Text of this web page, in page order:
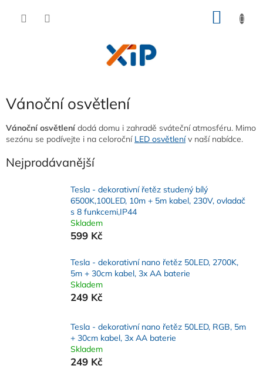
Vánoční osvětlení
Vánoční osvětlení dodá domu i zahradě sváteční atmosféru. Mimo
sezónu se podívejte i na celoroční LED osvětlenív naší nabídce.
Nejprodávanější
Tesla - dekorativní řetěz studený bílý
6500K,100LED, 10m + 5m kabel, 230V, ovladač
s 8 funkcemi,IP44
Skladem
599 Kč
Tesla - dekorativní nano řetěz 50LED, 2700K,
5m + 30cm kabel, 3x AA baterie
Skladem
249 Kč
Tesla - dekorativní nano řetěz 50LED, RGB, 5m
+ 30cm kabel, 3x AA baterie
Skladem
249 Kč